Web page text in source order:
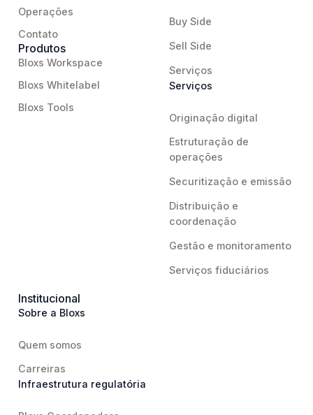
Operações
Contato
Produtos
Bloxs Workspace
Bloxs Whitelabel
Bloxs Tools
Buy Side
Sell Side
Serviços
Serviços
Originação digital
Estruturação de
operações
Securitização e emissão
Distribuição e
coordenação
Gestão e monitoramento
Serviços fiduciários
Institucional
Sobre a Bloxs
Quem somos
Carreiras
Infraestrutura regulatória